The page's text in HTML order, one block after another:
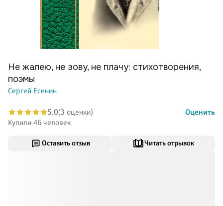
Оставить отзыв Читать отрывок
Не жалею, не зову, не плачу: стихотворения,
поэмы
Сергей Есенин
5.0(3 оценки)
Оценить
Купили 46 человек